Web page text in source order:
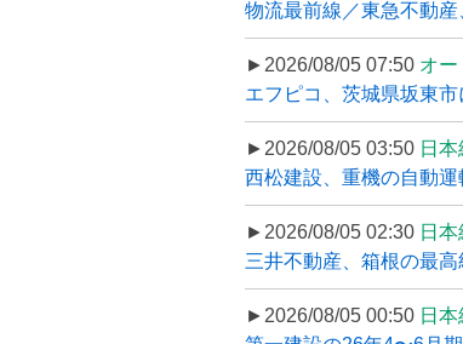
物流最前線／東急不動
►2026/08/05 07:50 オー
エフピコ、茨城県坂東
►2026/08/05 03:50 日
西松建設、重機の自動
►2026/08/05 02:30 日
三井不動産、箱根の最
►2026/08/05 00:50 日